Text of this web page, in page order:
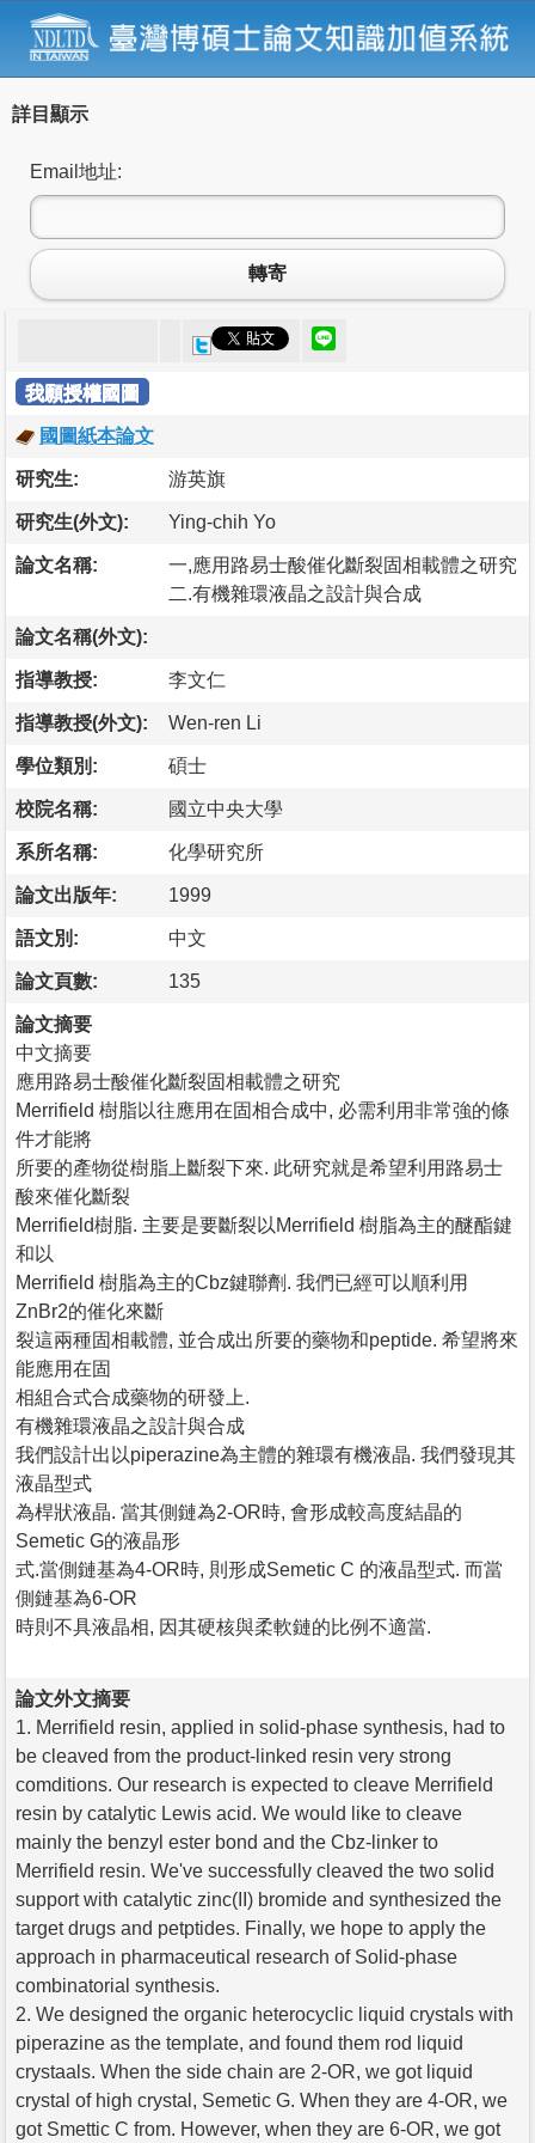
詳目顯示
Email地址:
轉寄
我願授權國圖
國圖紙本論文
研究生: 游英旗
研究生(外文): Ying-chih Yo
論文名稱:
一,應用路易士酸催化斷裂固相載體之研究
二.有機雜環液晶之設計與合成
論文名稱(外文):
指導教授: 李文仁
指導教授(外文): Wen-ren Li
學位類別: 碩士
校院名稱: 國立中央大學
系所名稱: 化學研究所
論文出版年: 1999
語文別: 中文
論文頁數: 135
論文摘要
中文摘要
應用路易士酸催化斷裂固相載體之研究
Merrifield 樹脂以往應用在固相合成中, 必需利用非常強的條
件才能將
所要的產物從樹脂上斷裂下來. 此研究就是希望利用路易士
酸來催化斷裂
Merrifield樹脂. 主要是要斷裂以Merrifield 樹脂為主的醚酯鍵
和以
Merrifield 樹脂為主的Cbz鍵聯劑. 我們已經可以順利用
ZnBr2的催化來斷
裂這兩種固相載體, 並合成出所要的藥物和peptide. 希望將來
能應用在固
相組合式合成藥物的研發上.
有機雜環液晶之設計與合成
我們設計出以piperazine為主體的雜環有機液晶. 我們發現其
液晶型式
為桿狀液晶. 當其側鏈為2-OR時, 會形成較高度結晶的
Semetic G的液晶形
式.當側鏈基為4-OR時, 則形成Semetic C 的液晶型式. 而當
側鏈基為6-OR
時則不具液晶相, 因其硬核與柔軟鏈的比例不適當.
論文外文摘要
1. Merrifield resin, applied in solid-phase synthesis, had to
be cleaved from the product-linked resin very strong
comditions. Our research is expected to cleave Merrifield
resin by catalytic Lewis acid. We would like to cleave
mainly the benzyl ester bond and the Cbz-linker to
Merrifield resin. We've successfully cleaved the two solid
support with catalytic zinc(II) bromide and synthesized the
target drugs and petptides. Finally, we hope to apply the
approach in pharmaceutical research of Solid-phase
combinatorial synthesis.
2. We designed the organic heterocyclic liquid crystals with
piperazine as the template, and found them rod liquid
crystaals. When the side chain are 2-OR, we got liquid
crystal of high crystal, Semetic G. When they are 4-OR, we
got Smettic C from. However, when they are 6-OR, we got